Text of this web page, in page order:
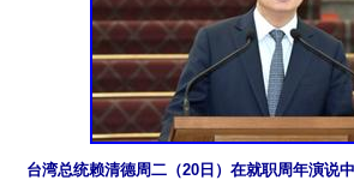
台湾总统赖清德周二（20日）在就职周年演说